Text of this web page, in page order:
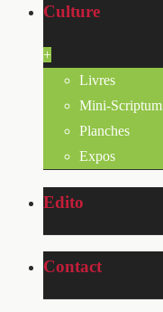
Culture
+
Livres
Mini-Scriptum
Planches
Expos
Edito
Contact